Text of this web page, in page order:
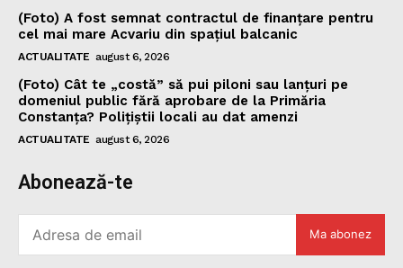
(Foto) A fost semnat contractul de finanțare pentru
cel mai mare Acvariu din spațiul balcanic
ACTUALITATE august 6, 2026
(Foto) Cât te „costă” să pui piloni sau lanțuri pe
domeniul public fără aprobare de la Primăria
Constanța? Polițiștii locali au dat amenzi
ACTUALITATE august 6, 2026
Abonează-te
Ma abonez